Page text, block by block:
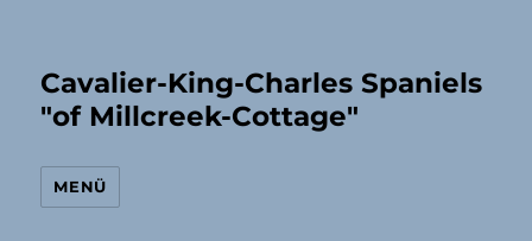
Cavalier-King-Charles Spaniels
"of Millcreek-Cottage"
MENÜ